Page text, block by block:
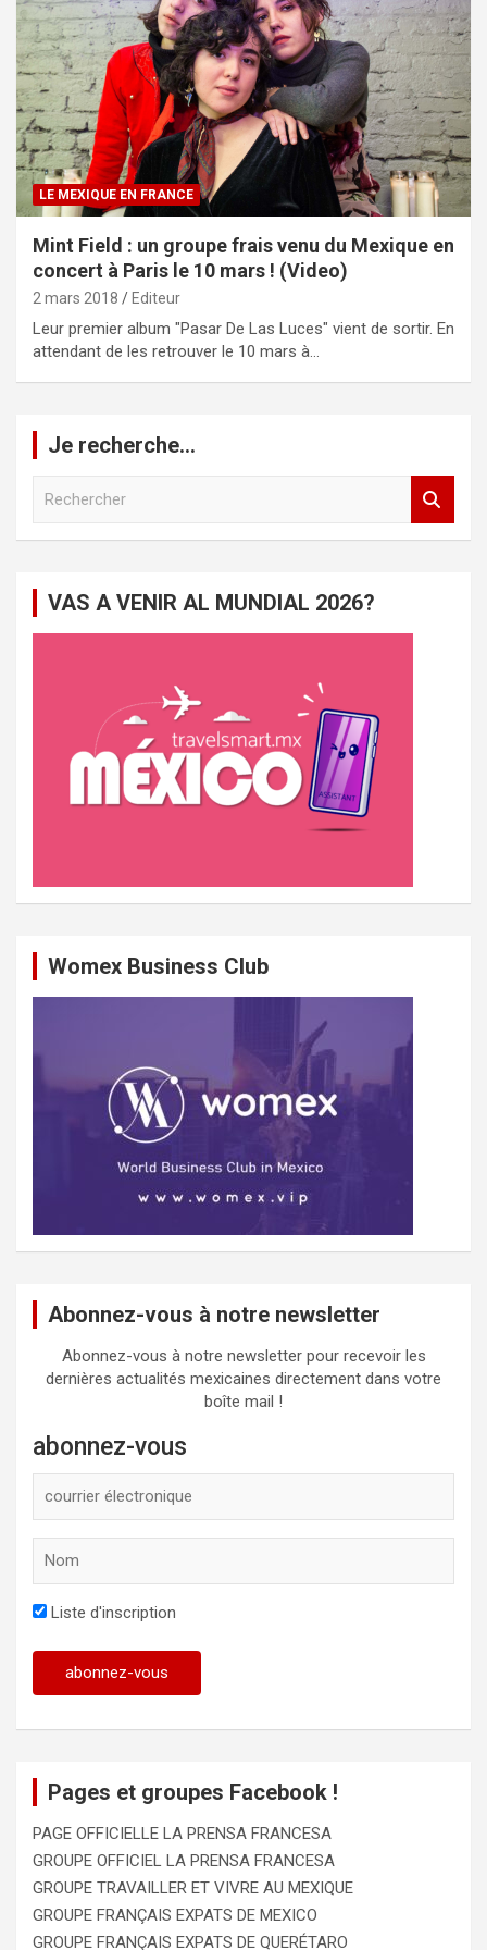
LE MEXIQUE EN FRANCE
Mint Field : un groupe frais venu du Mexique en
concert à Paris le 10 mars ! (Video)
2 mars 2018 Editeur
Leur premier album "Pasar De Las Luces" vient de sortir. En
attendant de les retrouver le 10 mars à…
Je recherche…
c
VAS A VENIR AL MUNDIAL 2026?
Womex Business Club
Abonnez-vous à notre newsletter
Abonnez-vous à notre newsletter pour recevoir les
dernières actualités mexicaines directement dans votre
boîte mail !
abonnez-vous
Liste d'inscription
Pages et groupes Facebook !
PAGE OFFICIELLE LA PRENSA FRANCESA
GROUPE OFFICIEL LA PRENSA FRANCESA
GROUPE TRAVAILLER ET VIVRE AU MEXIQUE
GROUPE FRANÇAIS EXPATS DE MEXICO
GROUPE FRANÇAIS EXPATS DE QUERÉTARO